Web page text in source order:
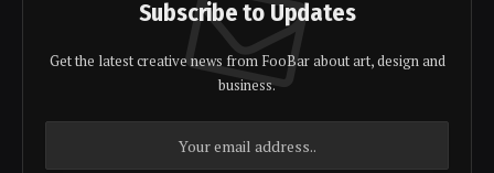
Subscribe to Updates
Get the latest creative news from FooBar about art, design and
business.